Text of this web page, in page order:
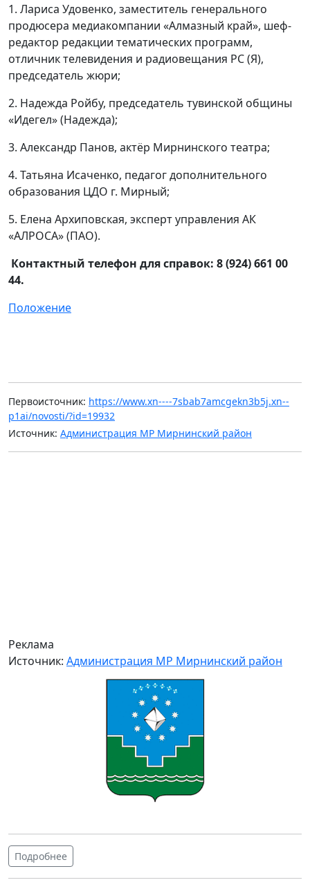
1. Лариса Удовенко, заместитель генерального
продюсера медиакомпании «Алмазный край», шеф-
редактор редакции тематических программ,
отличник телевидения и радиовещания РС (Я),
председатель жюри;
2. Надежда Ройбу, председатель тувинской общины
«Идегел» (Надежда);
3. Александр Панов, актёр Мирнинского театра;
4. Татьяна Исаченко, педагог дополнительного
образования ЦДО г. Мирный;
5. Елена Архиповская, эксперт управления АК
«АЛРОСА» (ПАО).
Контактный телефон для справок: 8 (924) 661 00
44.
Положение
Первоисточник: https://www.xn----7sbab7amcgekn3b5j.xn--
p1ai/novosti/?id=19932
Источник: Администрация МР Мирнинский район
Реклама
Источник: Администрация МР Мирнинский район
Подробнее